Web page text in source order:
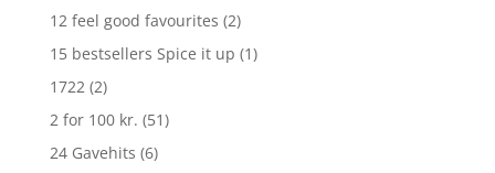
12 feel good favourites (2)
15 bestsellers Spice it up (1)
1722 (2)
2 for 100 kr. (51)
24 Gavehits (6)